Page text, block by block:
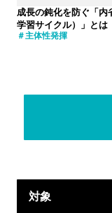
成長の鈍化を防ぐ「内
学習サイクル）」とは
主体性発揮
対象